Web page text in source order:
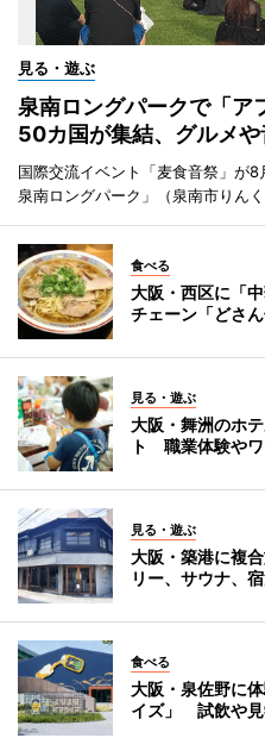
見る・遊ぶ
泉南ロングパークで「
50カ国が集結、グルメや
国際交流イベント「麦食音祭」が
泉南ロングパーク」（泉南市りん
食べる
大阪・西区に「
チェーン「どさ
見る・遊ぶ
大阪・舞洲のホ
ト 職業体験や
見る・遊ぶ
大阪・築港に複
リー、サウナ、
食べる
大阪・泉佐野に
イズ」 試飲や見